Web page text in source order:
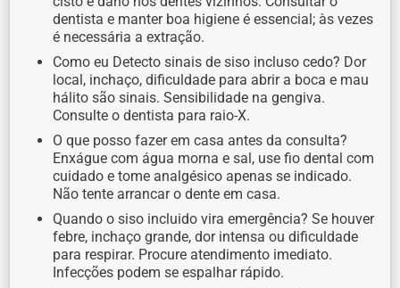
dentista e manter boa higiene é essencial; às vezes
é necessária a extração.
Como eu Detecto sinais de siso incluso cedo? Dor
local, inchaço, dificuldade para abrir a boca e mau
hálito são sinais. Sensibilidade na gengiva.
Consulte o dentista para raio-X.
O que posso fazer em casa antes da consulta?
Enxágue com água morna e sal, use fio dental com
cuidado e tome analgésico apenas se indicado.
Não tente arrancar o dente em casa.
Quando o siso incluido vira emergência? Se houver
febre, inchaço grande, dor intensa ou dificuldade
para respirar. Procure atendimento imediato.
Infecções podem se espalhar rápido.